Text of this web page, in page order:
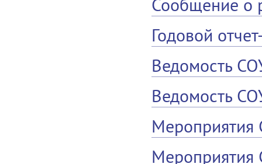
Сообщение о
Годовой
Ведомость
Ведомость
Мероприятия
Мероприятия